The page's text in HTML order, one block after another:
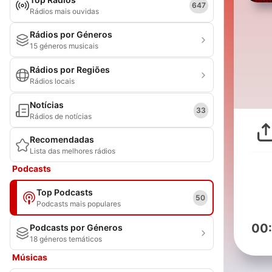
Rádios mais ouvidas
647
Rádios por Géneros
15 géneros musicais
Rádios por Regiões
Rádios locais
Notícias
Rádios de notícias
33
Recomendadas
Lista das melhores rádios
Podcasts
Top Podcasts
Podcasts mais populares
50
Podcasts por Géneros
18 géneros temáticos
Músicas